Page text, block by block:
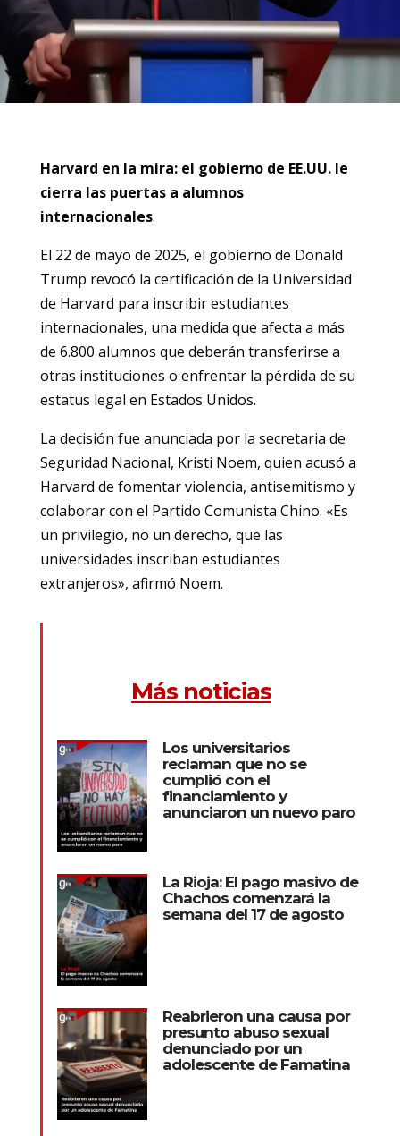
Harvard en la mira: el gobierno de EE.UU. le
cierra las puertas a alumnos
internacionales.
El 22 de mayo de 2025, el gobierno de Donald
Trump revocó la certificación de la Universidad
de Harvard para inscribir estudiantes
internacionales, una medida que afecta a más
de 6.800 alumnos que deberán transferirse a
otras instituciones o enfrentar la pérdida de su
estatus legal en Estados Unidos.
La decisión fue anunciada por la secretaria de
Seguridad Nacional, Kristi Noem, quien acusó a
Harvard de fomentar violencia, antisemitismo y
colaborar con el Partido Comunista Chino. «Es
un privilegio, no un derecho, que las
universidades inscriban estudiantes
extranjeros», afirmó Noem.
Más noticias
Los universitarios
reclaman que no se
cumplió con el
financiamiento y
anunciaron un nuevo paro
La Rioja: El pago masivo de
Chachos comenzará la
semana del 17 de agosto
Reabrieron una causa por
presunto abuso sexual
denunciado por un
adolescente de Famatina